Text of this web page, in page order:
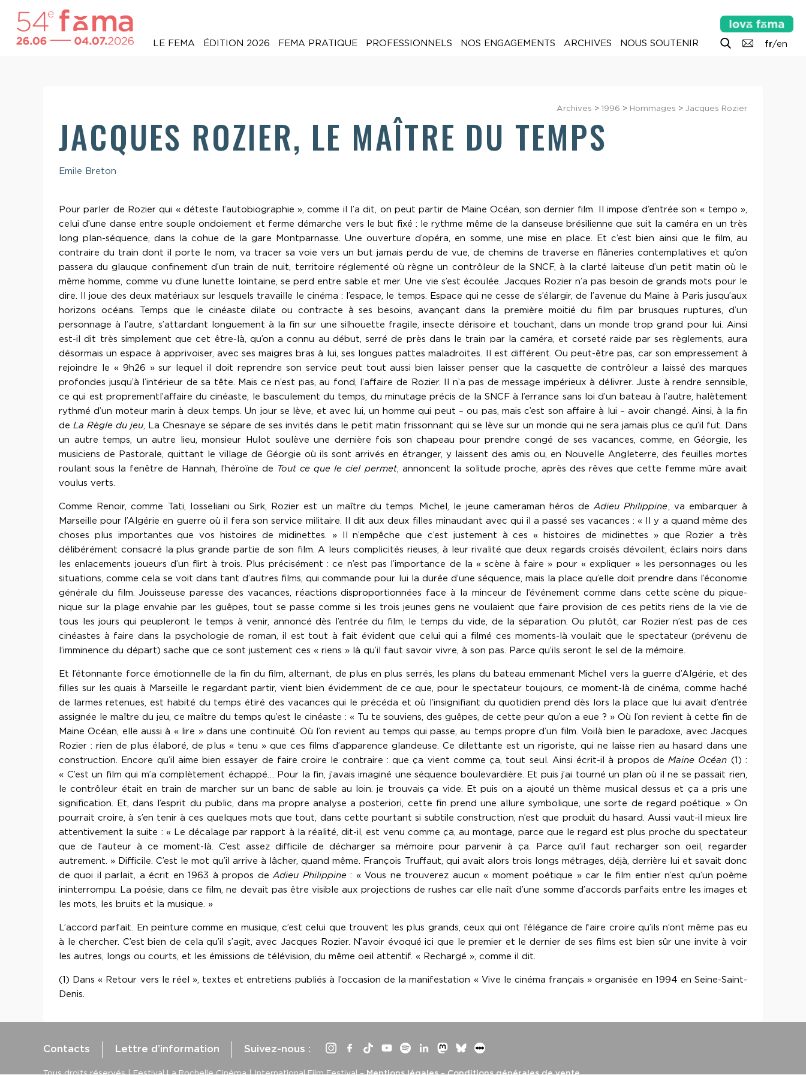
fr/en
LE FEMA ÉDITION 2026 FEMA PRATIQUE PROFESSIONNELS NOS ENGAGEMENTS ARCHIVES NOUS SOUTENIR
Archives > 1996 > Hommages > Jacques Rozier
JACQUES ROZIER, LE MAÎTRE DU TEMPS
Emile Breton
Pour parler de Rozier qui « déteste l’autobiographie », comme il l’a dit, on peut partir de Maine Océan, son dernier film. Il impose d’entrée son « tempo »,
celui d’une danse entre souple ondoiement et ferme démarche vers le but fixé : le rythme même de la danseuse brésilienne que suit la caméra en un très
long plan-séquence, dans la cohue de la gare Montparnasse. Une ouverture d’opéra, en somme, une mise en place. Et c’est bien ainsi que le film, au
contraire du train dont il porte le nom, va tracer sa voie vers un but jamais perdu de vue, de chemins de traverse en flâneries contemplatives et qu’on
passera du glauque confinement d’un train de nuit, territoire réglementé où règne un contrôleur de la SNCF, à la clarté laiteuse d’un petit matin où le
même homme, comme vu d’une lunette lointaine, se perd entre sable et mer. Une vie s’est écoulée. Jacques Rozier n’a pas besoin de grands mots pour le
dire. Il joue des deux matériaux sur lesquels travaille le cinéma : l’espace, le temps. Espace qui ne cesse de s’élargir, de l’avenue du Maine à Paris jusqu’aux
horizons océans. Temps que le cinéaste dilate ou contracte à ses besoins, avançant dans la première moitié du film par brusques ruptures, d’un
personnage à l’autre, s’attardant longuement à la fin sur une silhouette fragile, insecte dérisoire et touchant, dans un monde trop grand pour lui. Ainsi
est-il dit très simplement que cet être-là, qu’on a connu au début, serré de près dans le train par la caméra, et corseté raide par ses règlements, aura
désormais un espace à apprivoiser, avec ses maigres bras à lui, ses longues pattes maladroites. Il est différent. Ou peut-être pas, car son empressement à
rejoindre le « 9h26 » sur lequel il doit reprendre son service peut tout aussi bien laisser penser que la casquette de contrôleur a laissé des marques
profondes jusqu’à l’intérieur de sa tête. Mais ce n’est pas, au fond, l’affaire de Rozier. Il n’a pas de message impérieux à délivrer. Juste à rendre sennsible,
ce qui est proprementl’affaire du cinéaste, le basculement du temps, du minutage précis de la SNCF à l’errance sans loi d’un bateau à l’autre, halètement
rythmé d’un moteur marin à deux temps. Un jour se lève, et avec lui, un homme qui peut – ou pas, mais c’est son affaire à lui – avoir changé. Ainsi, à la fin
de La Règle du jeu, La Chesnaye se sépare de ses invités dans le petit matin frissonnant qui se lève sur un monde qui ne sera jamais plus ce qu’il fut. Dans
un autre temps, un autre lieu, monsieur Hulot soulève une dernière fois son chapeau pour prendre congé de ses vacances, comme, en Géorgie, les
musiciens de Pastorale, quittant le village de Géorgie où ils sont arrivés en étranger, y laissent des amis ou, en Nouvelle Angleterre, des feuilles mortes
roulant sous la fenêtre de Hannah, l’héroïne de Tout ce que le ciel permet, annoncent la solitude proche, après des rêves que cette femme mûre avait
voulus verts.
Comme Renoir, comme Tati, Iosseliani ou Sirk, Rozier est un maître du temps. Michel, le jeune cameraman héros deAdieu Philippine, va embarquer à
Marseille pour l’Algérie en guerre où il fera son service militaire. Il dit aux deux filles minaudant avec qui il a passé ses vacances : « Il y a quand même des
choses plus importantes que vos histoires de midinettes. » Il n’empêche que c’est justement à ces « histoires de midinettes » que Rozier a très
délibérément consacré la plus grande partie de son film. A leurs complicités rieuses, à leur rivalité que deux regards croisés dévoilent, éclairs noirs dans
les enlacements joueurs d’un flirt à trois. Plus précisément : ce n’est pas l’importance de la « scène à faire » pour « expliquer » les personnages ou les
situations, comme cela se voit dans tant d’autres films, qui commande pour lui la durée d’une séquence, mais la place qu’elle doit prendre dans l’économie
générale du film. Jouisseuse paresse des vacances, réactions disproportionnées face à la minceur de l’événement comme dans cette scène du pique-
nique sur la plage envahie par les guêpes, tout se passe comme si les trois jeunes gens ne voulaient que faire provision de ces petits riens de la vie de
tous les jours qui peupleront le temps à venir, annoncé dès l’entrée du film, le temps du vide, de la séparation. Ou plutôt, car Rozier n’est pas de ces
cinéastes à faire dans la psychologie de roman, il est tout à fait évident que celui qui a filmé ces moments-là voulait que le spectateur (prévenu de
l’imminence du départ) sache que ce sont justement ces « riens » là qu’il faut savoir vivre, à son pas. Parce qu’ils seront le sel de la mémoire.
Et l’étonnante force émotionnelle de la fin du film, alternant, de plus en plus serrés, les plans du bateau emmenant Michel vers la guerre d’Algérie, et des
filles sur les quais à Marseille le regardant partir, vient bien évidemment de ce que, pour le spectateur toujours, ce moment-là de cinéma, comme haché
de larmes retenues, est habité du temps étiré des vacances qui le précéda et où l’insignifiant du quotidien prend dès lors la place que lui avait d’entrée
assignée le maître du jeu, ce maître du temps qu’est le cinéaste : « Tu te souviens, des guêpes, de cette peur qu’on a eue ? » Où l’on revient à cette fin de
Maine Océan, elle aussi à « lire » dans une continuité. Où l’on revient au temps qui passe, au temps propre d’un film. Voilà bien le paradoxe, avec Jacques
Rozier : rien de plus élaboré, de plus « tenu » que ces films d’apparence glandeuse. Ce dilettante est un rigoriste, qui ne laisse rien au hasard dans une
construction. Encore qu’il aime bien essayer de faire croire le contraire : que ça vient comme ça, tout seul. Ainsi écrit-il à propos deMaine Océan (1) :
« C’est un film qui m’a complètement échappé… Pour la fin, j’avais imaginé une séquence boulevardière. Et puis j’ai tourné un plan où il ne se passait rien,
le contrôleur était en train de marcher sur un banc de sable au loin. je trouvais ça vide. Et puis on a ajouté un thème musical dessus et ça a pris une
signification. Et, dans l’esprit du public, dans ma propre analyse a posteriori, cette fin prend une allure symbolique, une sorte de regard poétique. » On
pourrait croire, à s’en tenir à ces quelques mots que tout, dans cette pourtant si subtile construction, n’est que produit du hasard. Aussi vaut-il mieux lire
attentivement la suite : « Le décalage par rapport à la réalité, dit-il, est venu comme ça, au montage, parce que le regard est plus proche du spectateur
que de l’auteur à ce moment-là. C’est assez difficile de décharger sa mémoire pour parvenir à ça. Parce qu’il faut recharger son oeil, regarder
autrement. » Difficile. C’est le mot qu’il arrive à lâcher, quand même. François Truffaut, qui avait alors trois longs métrages, déjà, derrière lui et savait donc
de quoi il parlait, a écrit en 1963 à propos de Adieu Philippine: « Vous ne trouverez aucun « moment poétique » car le film entier n’est qu’un poème
ininterrompu. La poésie, dans ce film, ne devait pas être visible aux projections de rushes car elle naît d’une somme d’accords parfaits entre les images et
les mots, les bruits et la musique. »
L’accord parfait. En peinture comme en musique, c’est celui que trouvent les plus grands, ceux qui ont l’élégance de faire croire qu’ils n’ont même pas eu
à le chercher. C’est bien de cela qu’il s’agit, avec Jacques Rozier. N’avoir évoqué ici que le premier et le dernier de ses films est bien sûr une invite à voir
les autres, longs ou courts, et les émissions de télévision, du même oeil attentif. « Rechargé », comme il dit.
(1) Dans « Retour vers le réel », textes et entretiens publiés à l’occasion de la manifestation « Vive le cinéma français » organisée en 1994 en Seine-Saint-
Denis.
Contacts Lettre d’information Suivez-nous :
Tous droits réservés | Festival La Rochelle Cinéma | International Film Festival –Mentions légales–Conditions générales de vente